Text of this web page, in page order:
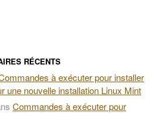
RÉCENTS
à exécuter pour installer
une nouvelle installation Linux Mint
Commandes à exécuter pour